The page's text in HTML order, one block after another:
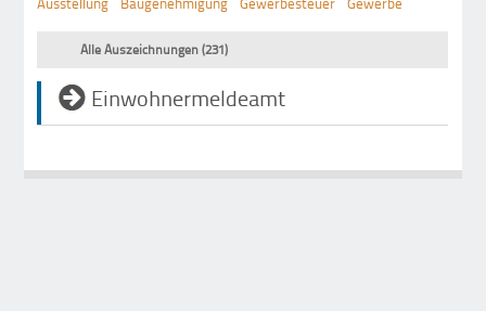
Alle Auszeichnungen (231)
Einwohnermeldeamt